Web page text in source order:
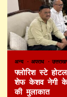
अन्य अपराध
फ्लोरिश स्टे
शेफ केशव नेगी के
की मुलाकात